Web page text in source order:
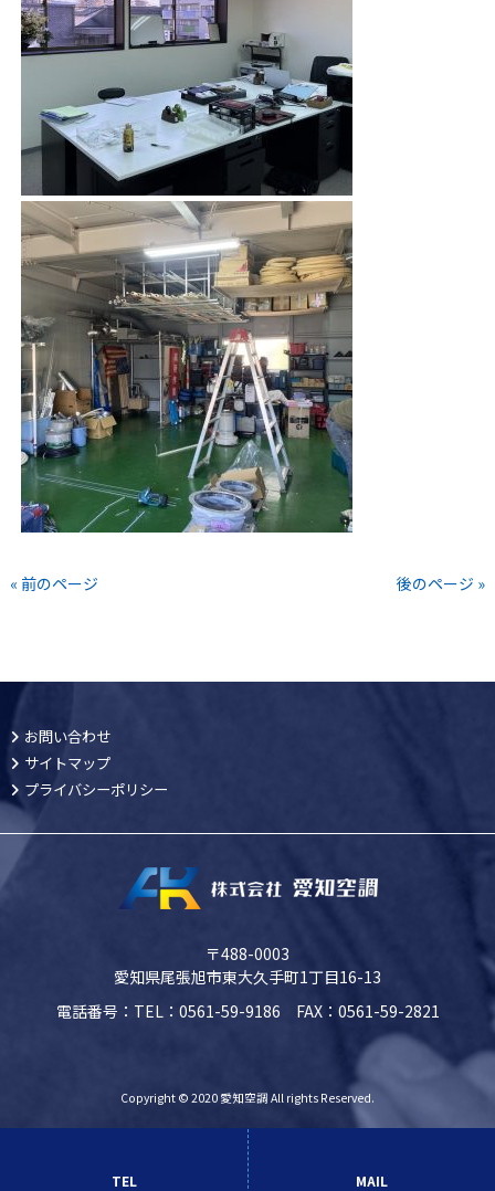
« 前のページ 後のページ »
お問い合わせ
サイトマップ
プライバシーポリシー
〒488-0003
愛知県尾張旭市東大久手町1丁目16-13
電話番号：TEL：0561-59-9186 FAX：0561-59-2821
Copyright © 2020 愛知空調 All rights Reserved.
TEL MAIL